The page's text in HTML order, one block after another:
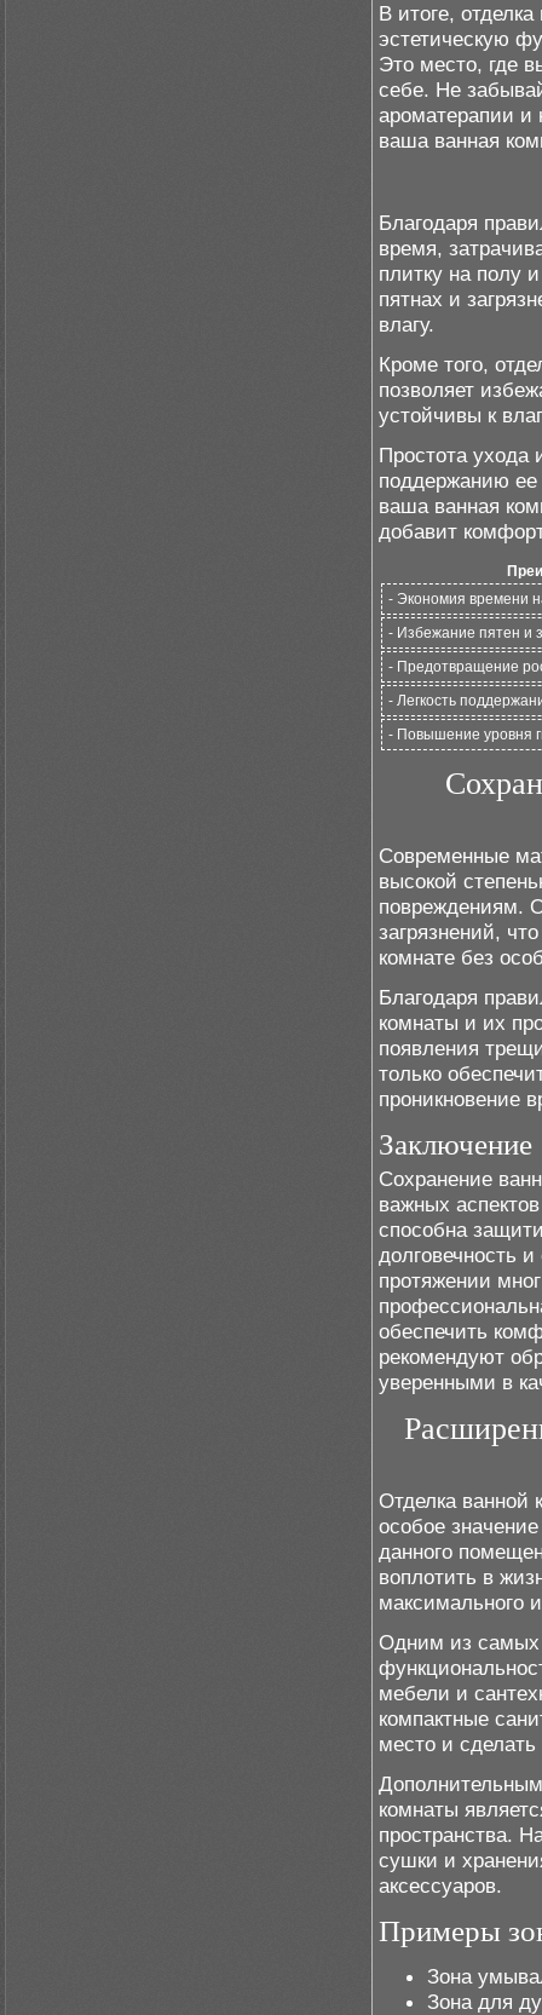
В итоге,
эстетическую
Это место, где
себе. Не
ароматерапии и
ваша ванная
Благодаря
время,
плитку на полу
пятнах и
влагу.
Кроме того,
позволяет
устойчивы к
Простота ухода
поддержанию ее
ваша ванная
добавит
- Экономия времени
- Избежание пятен и
- Предотвращение
- Легкость
- Повышение уровня
Современные
высокой
повреждениям.
загрязнений,
комнате без
Благодаря
комнаты и их
появления
только
проникновение
Заключение
Сохранение
важных
способна
долговечность
протяжении
обеспечить
рекомендуют
уверенными в
Отделка ванной
особое
данного
воплотить в
максимального
Одним из самых
мебели и
компактные
место и
комнаты
пространства.
сушки и
аксессуаров.
Примеры
Зона
Зона для